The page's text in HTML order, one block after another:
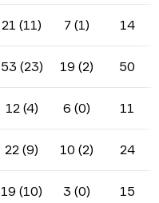
21 (11) 7 (1) 14
53 (23) 19 (2) 50
12 (4) 6 (0) 11
22 (9) 10 (2) 24
19 (10) 3 (0) 15